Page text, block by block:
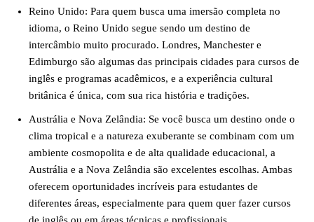
Reino Unido: Para quem busca uma imersão completa no
idioma, o Reino Unido segue sendo um destino de
intercâmbio muito procurado. Londres, Manchester e
Edimburgo são algumas das principais cidades para cursos de
inglês e programas acadêmicos, e a experiência cultural
britânica é única, com sua rica história e tradições.
Austrália e Nova Zelândia: Se você busca um destino onde o
clima tropical e a natureza exuberante se combinam com um
ambiente cosmopolita e de alta qualidade educacional, a
Austrália e a Nova Zelândia são excelentes escolhas. Ambas
oferecem oportunidades incríveis para estudantes de
diferentes áreas, especialmente para quem quer fazer cursos
de inglês ou em áreas técnicas e profissionais.